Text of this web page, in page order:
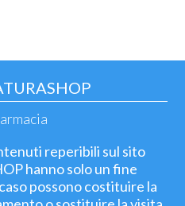
reperibili sul sito
hanno solo un fine
possono costituire la